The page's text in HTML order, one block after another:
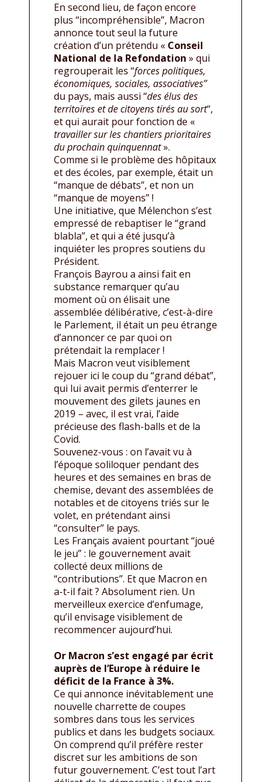
En second lieu, de façon encore
plus “incompréhensible”, Macron
annonce tout seul la future
création d’un prétendu « Conseil
National de la Refondation » qui
regrouperait les “forces politiques,
économiques, sociales, associatives”
du pays, mais aussi “des élus des
territoires et de citoyens tirés au sort“,
et qui aurait pour fonction de «
travailler sur les chantiers prioritaires
du prochain quinquennat».
Comme si le problème des hôpitaux
et des écoles, par exemple, était un
“manque de débats”, et non un
“manque de moyens” !
Une initiative, que Mélenchon s’est
empressé de rebaptiser le “grand
blabla”, et qui a été jusqu’à
inquiéter les propres soutiens du
Président.
François Bayrou a ainsi fait en
substance remarquer qu’au
moment où on élisait une
assemblée délibérative, c’est-à-dire
le Parlement, il était un peu étrange
d’annoncer ce par quoi on
prétendait la remplacer !
Mais Macron veut visiblement
rejouer ici le coup du “grand débat”,
qui lui avait permis d’enterrer le
mouvement des gilets jaunes en
2019 – avec, il est vrai, l’aide
précieuse des flash-balls et de la
Covid.
Souvenez-vous : on l’avait vu à
l’époque soliloquer pendant des
heures et des semaines en bras de
chemise, devant des assemblées de
notables et de citoyens triés sur le
volet, en prétendant ainsi
“consulter” le pays.
Les Français avaient pourtant “joué
le jeu” : le gouvernement avait
collecté deux millions de
“contributions”. Et que Macron en
a-t-il fait ? Absolument rien. Un
merveilleux exercice d’enfumage,
qu’il envisage visiblement de
recommencer aujourd’hui.
Or Macron s’est engagé par écrit
auprès de l’Europe à réduire le
déficit de la France à 3%.
Ce qui annonce inévitablement une
nouvelle charrette de coupes
sombres dans tous les services
publics et dans les budgets sociaux.
On comprend qu’il préfère rester
discret sur les ambitions de son
futur gouvernement. C’est tout l’art